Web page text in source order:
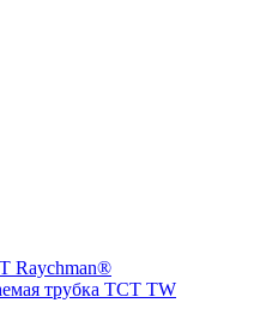
Raychman®
трубка ТCT TW